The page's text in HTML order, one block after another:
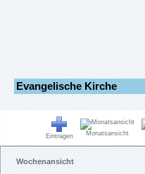
Evangelische Kirche
Eintragen Monatsansicht
Wochenansicht